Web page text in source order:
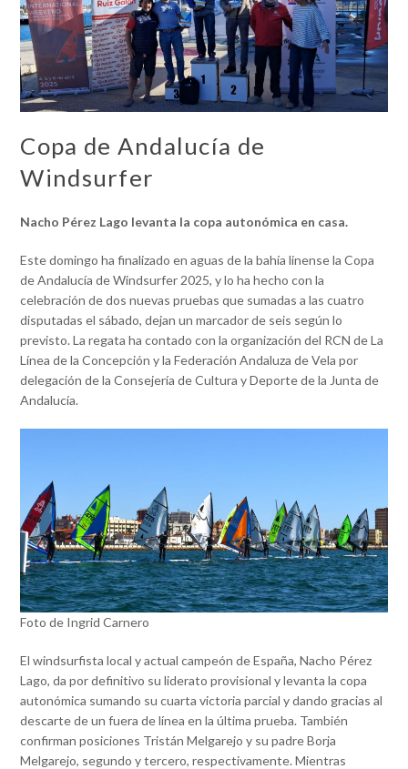
Copa de Andalucía de
Windsurfer
Nacho Pérez Lago levanta la copa autonómica en casa.
Este domingo ha finalizado en aguas de la bahía linense la Copa
de Andalucía de Windsurfer 2025, y lo ha hecho con la
celebración de dos nuevas pruebas que sumadas a las cuatro
disputadas el sábado, dejan un marcador de seis según lo
previsto. La regata ha contado con la organización del RCN de La
Línea de la Concepción y la Federación Andaluza de Vela por
delegación de la Consejería de Cultura y Deporte de la Junta de
Andalucía.
Foto de Ingrid Carnero
El windsurfista local y actual campeón de España, Nacho Pérez
Lago, da por definitivo su liderato provisional y levanta la copa
autonómica sumando su cuarta victoria parcial y dando gracias al
descarte de un fuera de línea en la última prueba. También
confirman posiciones Tristán Melgarejo y su padre Borja
Melgarejo, segundo y tercero, respectivamente. Mientras